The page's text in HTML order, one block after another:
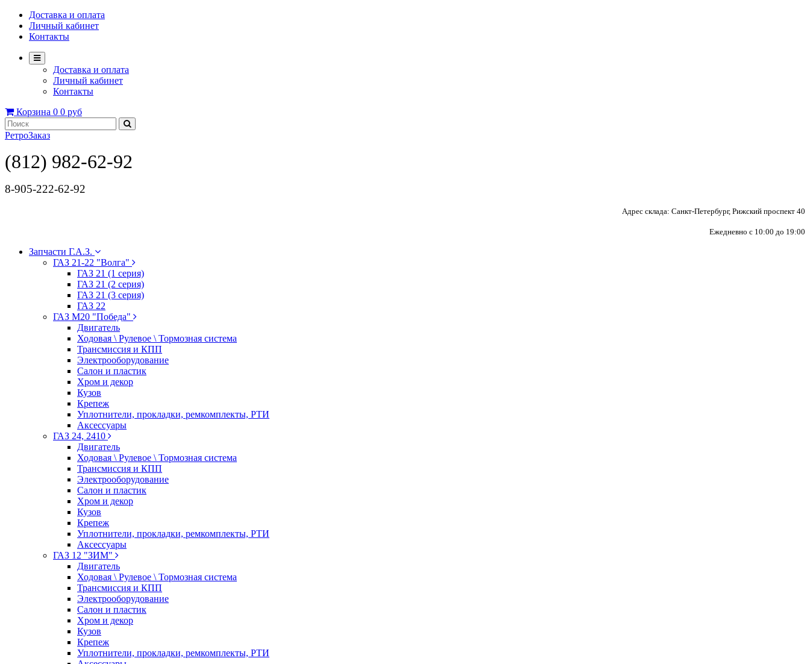
Доставка и оплата
Личный кабинет
Контакты
Доставка и оплата
Личный кабинет
Контакты
Корзина 0 0 руб
РетроЗаказ
(812) 982-62-92
8-905-222-62-92
Адрес склада: Санкт-Петербург, Рижский проспект 40
Ежедневно с 10:00 до 19:00
Запчасти Г.А.З.
ГАЗ 21-22 "Волга"
ГАЗ 21 (1 серия)
ГАЗ 21 (2 серия)
ГАЗ 21 (3 серия)
ГАЗ 22
ГАЗ М20 "Победа"
Двигатель
Ходовая \ Рулевое \ Тормозная система
Трансмиссия и КПП
Электрооборудование
Салон и пластик
Хром и декор
Кузов
Крепеж
Уплотнители, прокладки, ремкомплекты, РТИ
Аксессуары
ГАЗ 24, 2410
Двигатель
Ходовая \ Рулевое \ Тормозная система
Трансмиссия и КПП
Электрооборудование
Салон и пластик
Хром и декор
Кузов
Крепеж
Уплотнители, прокладки, ремкомплекты, РТИ
Аксессуары
ГАЗ 12 "ЗИМ"
Двигатель
Ходовая \ Рулевое \ Тормозная система
Трансмиссия и КПП
Электрооборудование
Салон и пластик
Хром и декор
Кузов
Крепеж
Уплотнители, прокладки, ремкомплекты, РТИ